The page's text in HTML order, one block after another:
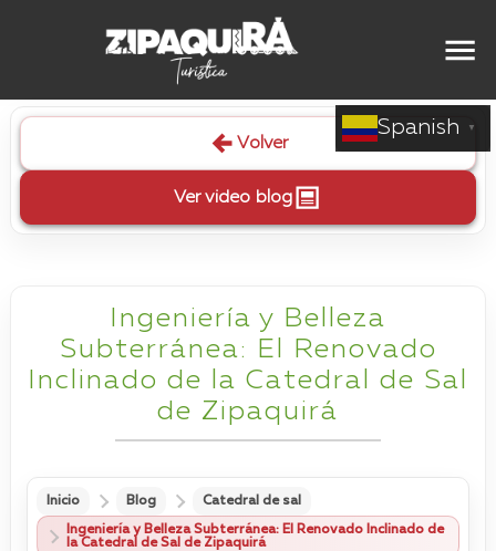
Spanish ▼
Volver
Ver video blog
Ingeniería y Belleza
Subterránea: El Renovado
Inclinado de la Catedral de Sal
de Zipaquirá
Inicio Blog Catedral de sal
Ingeniería y Belleza Subterránea: El Renovado Inclinado de
la Catedral de Sal de Zipaquirá